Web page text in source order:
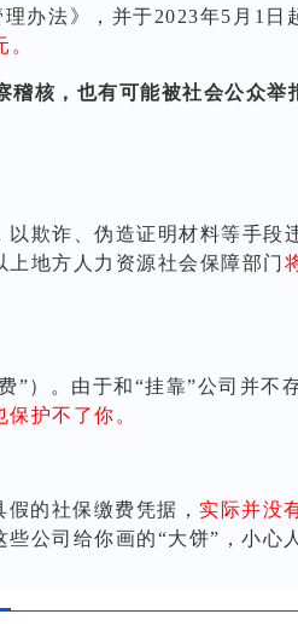
办法》，并于2023年5月1日
核，也有可能被社会公众举
欺诈、伪造证明材料等手段
地方人力资源社会保障部门
”）。由于和“挂靠”公司并不
护不了你。
的社保缴费凭据， 实际并没
公司给你画的“大饼”，小心